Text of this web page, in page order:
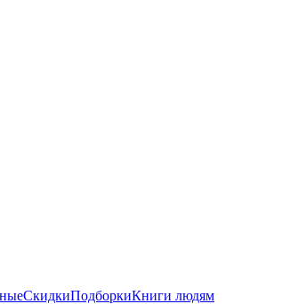
СкидкиПодборкиКниги людям